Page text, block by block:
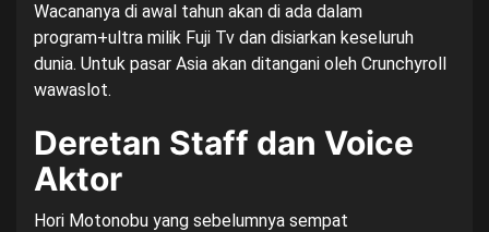
Wacananya di awal tahun akan di ada dalam
program+ultra milik Fuji Tv dan disiarkan keseluruh
dunia. Untuk pasar Asia akan ditangani oleh Crunchyroll
wawaslot.
Deretan Staff dan Voice
Aktor
Hori Motonobu yang sebelumnya sempat